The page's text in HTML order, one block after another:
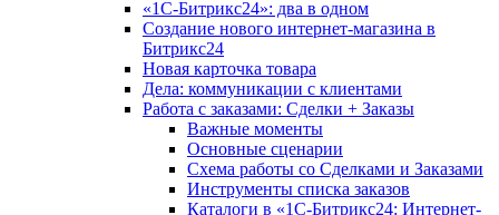
«1С-Битрикс24»: два в одном
Создание нового интернет-магазина в
Битрикс24
Новая карточка товара
Дела: коммуникации с клиентами
Работа с заказами: Сделки + Заказы
Важные моменты
Основные сценарии
Схема работы со Сделками и Заказами
Инструменты списка заказов
Каталоги в «1С-Битрикс24: Интернет-